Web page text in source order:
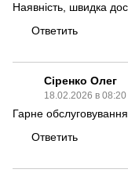
Наявність, швидка
Ответить
Сіренко Олег
18.02.2026 в 08:20
Гарне
Ответить